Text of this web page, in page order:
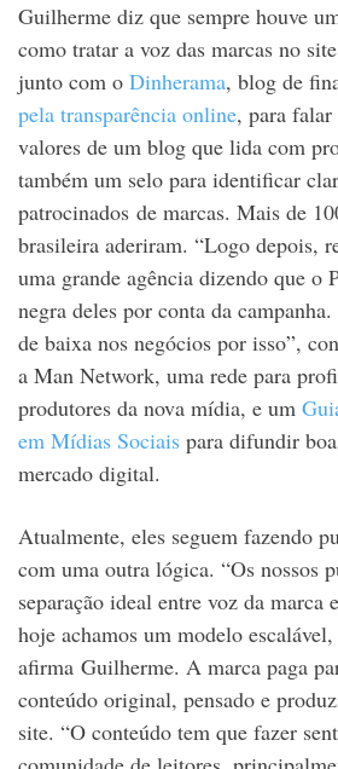
Guilherme diz que sempre houve
como tratar a voz das marcas no
junto com o Dinherama, blog de
pela transparência online, para falar
valores de um blog que lida com
também um selo para identificar
patrocinados de marcas. Mais de
brasileira aderiram. “Logo depois,
uma grande agência dizendo que o
negra deles por conta da
de baixa nos negócios por isso”,
a Man Network, uma rede para
produtores da nova mídia, e um
em Mídias Sociais para difundir
mercado digital.
Atualmente, eles seguem fazendo
com uma outra lógica. “Os nossos
separação ideal entre voz da marca
hoje achamos um modelo
afirma Guilherme. A marca paga
conteúdo original, pensado e
site. “O conteúdo tem que fazer